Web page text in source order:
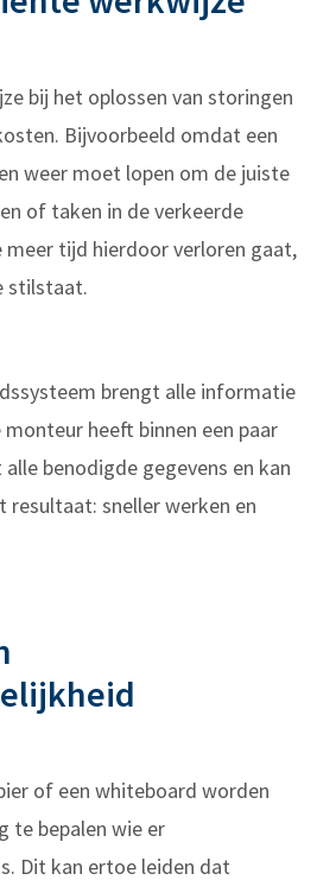
bij het oplossen van storingen
Bijvoorbeeld omdat een
weer moet lopen om de juiste
of taken in de verkeerde
tijd hierdoor verloren gaat,
stilstaat.
brengt alle informatie
monteur heeft binnen een paar
benodigde gegevens en kan
resultaat: sneller werken en
of een whiteboard worden
te bepalen wie er
Dit kan ertoe leiden dat